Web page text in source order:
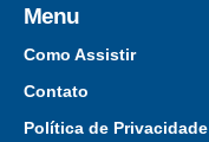
Menu
Como Assistir
Contato
Política de Privacidade